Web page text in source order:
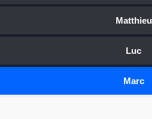
Matthieu
Luc
Marc